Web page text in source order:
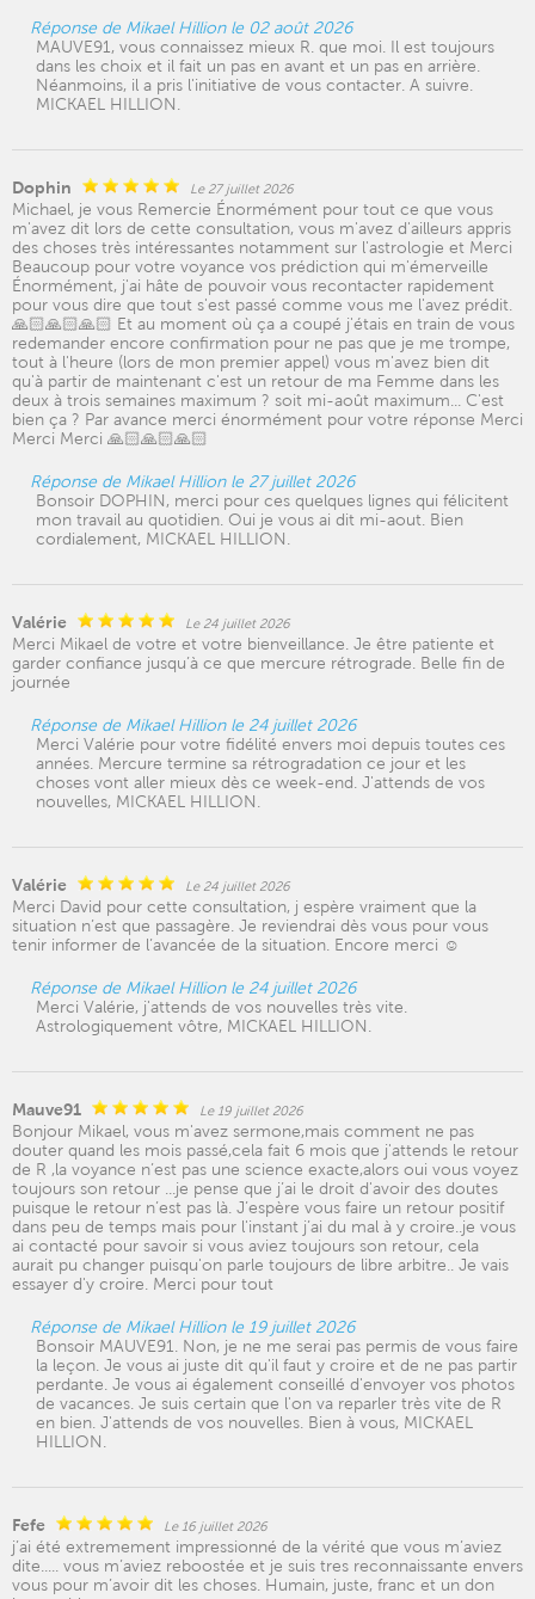
Réponse de Mikael Hillion le 02 août 2026
MAUVE91, vous connaissez mieux R. que moi. Il est toujours
dans les choix et il fait un pas en avant et un pas en arrière.
Néanmoins, il a pris l'initiative de vous contacter. A suivre.
MICKAEL HILLION.
Dophin Le 27 juillet 2026
Michael, je vous Remercie Énormément pour tout ce que vous
m'avez dit lors de cette consultation, vous m'avez d'ailleurs appris
des choses très intéressantes notamment sur l'astrologie et Merci
Beaucoup pour votre voyance vos prédiction qui m'émerveille
Énormément, j'ai hâte de pouvoir vous recontacter rapidement
pour vous dire que tout s'est passé comme vous me l'avez prédit.
🙏🏻🙏🏻🙏🏻 Et au moment où ça a coupé j'étais en train de vous
redemander encore confirmation pour ne pas que je me trompe,
tout à l'heure (lors de mon premier appel) vous m'avez bien dit
qu'à partir de maintenant c'est un retour de ma Femme dans les
deux à trois semaines maximum ? soit mi-août maximum... C'est
bien ça ? Par avance merci énormément pour votre réponse Merci
Merci Merci 🙏🏻🙏🏻🙏🏻
Réponse de Mikael Hillion le 27 juillet 2026
Bonsoir DOPHIN, merci pour ces quelques lignes qui félicitent
mon travail au quotidien. Oui je vous ai dit mi-aout. Bien
cordialement, MICKAEL HILLION.
Valérie Le 24 juillet 2026
Merci Mikael de votre et votre bienveillance. Je être patiente et
garder confiance jusqu’à ce que mercure rétrograde. Belle fin de
journée
Réponse de Mikael Hillion le 24 juillet 2026
Merci Valérie pour votre fidélité envers moi depuis toutes ces
années. Mercure termine sa rétrogradation ce jour et les
choses vont aller mieux dès ce week-end. J'attends de vos
nouvelles, MICKAEL HILLION.
Valérie Le 24 juillet 2026
Merci David pour cette consultation, j espère vraiment que la
situation n’est que passagère. Je reviendrai dès vous pour vous
tenir informer de l’avancée de la situation. Encore merci ☺️
Réponse de Mikael Hillion le 24 juillet 2026
Merci Valérie, j'attends de vos nouvelles très vite.
Astrologiquement vôtre, MICKAEL HILLION.
Mauve91 Le 19 juillet 2026
Bonjour Mikael, vous m'avez sermone,mais comment ne pas
douter quand les mois passé,cela fait 6 mois que j'attends le retour
de R ,la voyance n’est pas une science exacte,alors oui vous voyez
toujours son retour ...je pense que j’ai le droit d'avoir des doutes
puisque le retour n’est pas là. J’espère vous faire un retour positif
dans peu de temps mais pour l'instant j’ai du mal à y croire..je vous
ai contacté pour savoir si vous aviez toujours son retour, cela
aurait pu changer puisqu'on parle toujours de libre arbitre.. Je vais
essayer d'y croire. Merci pour tout
Réponse de Mikael Hillion le 19 juillet 2026
Bonsoir MAUVE91. Non, je ne me serai pas permis de vous faire
la leçon. Je vous ai juste dit qu'il faut y croire et de ne pas partir
perdante. Je vous ai également conseillé d'envoyer vos photos
de vacances. Je suis certain que l'on va reparler très vite de R
en bien. J'attends de vos nouvelles. Bien à vous, MICKAEL
HILLION.
Fefe Le 16 juillet 2026
j’ai été extremement impressionné de la vérité que vous m’aviez
dite..... vous m’aviez reboostée et je suis tres reconnaissante envers
vous pour m’avoir dit les choses. Humain, juste, franc et un don